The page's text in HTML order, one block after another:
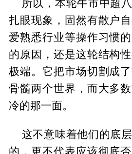
所以，本轮牛市中超
扎眼现象，固然有散户
爱熟悉行业等操作习惯
的原因，还是这轮结构
极端。它把市场切割成
骨髓两个世界，而大多
冷的那一面。
这不意味着他们的底
的，更不代表应该彻底